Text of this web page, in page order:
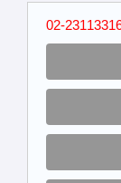
02-